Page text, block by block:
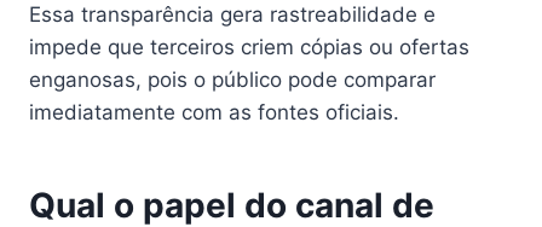
Essa transparência gera rastreabilidade e
impede que terceiros criem cópias ou ofertas
enganosas, pois o público pode comparar
imediatamente com as fontes oficiais.
Qual o papel do canal de